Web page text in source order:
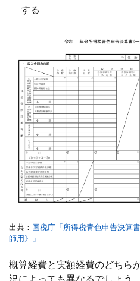
する
出典： 国税庁「所得税青色申告決算
師用》」
概算経費と実額経費のどちら